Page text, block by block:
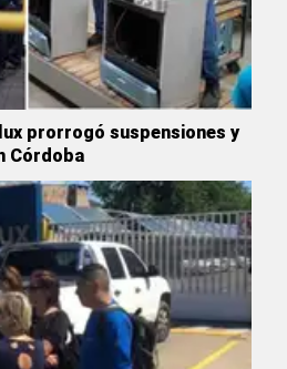
prorrogó suspensiones y
Córdoba